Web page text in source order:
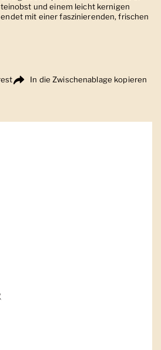
und einem leicht kernigen
mit einer faszinierenden, frischen
In die Zwischenablage kopieren